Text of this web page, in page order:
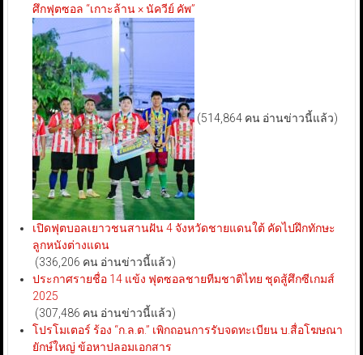
ศึกฟุตซอล “เกาะล้าน × นัควีย์ คัพ”
(514,864 คน อ่านข่าวนี้แล้ว)
เปิดฟุตบอลเยาวชนสานฝัน 4 จังหวัดชายแดนใต้ คัดไปฝึกทักษะ
ลูกหนังต่างแดน
(336,206 คน อ่านข่าวนี้แล้ว)
ประกาศรายชื่อ 14 แข้ง ฟุตซอลชายทีมชาติไทย ชุดสู้ศึกซีเกมส์
2025
(307,486 คน อ่านข่าวนี้แล้ว)
โปรโมเตอร์ ร้อง “ก.ล.ต.” เพิกถอนการรับจดทะเบียน บ.สื่อโฆษณา
ยักษ์ใหญ่ ข้อหาปลอมเอกสาร